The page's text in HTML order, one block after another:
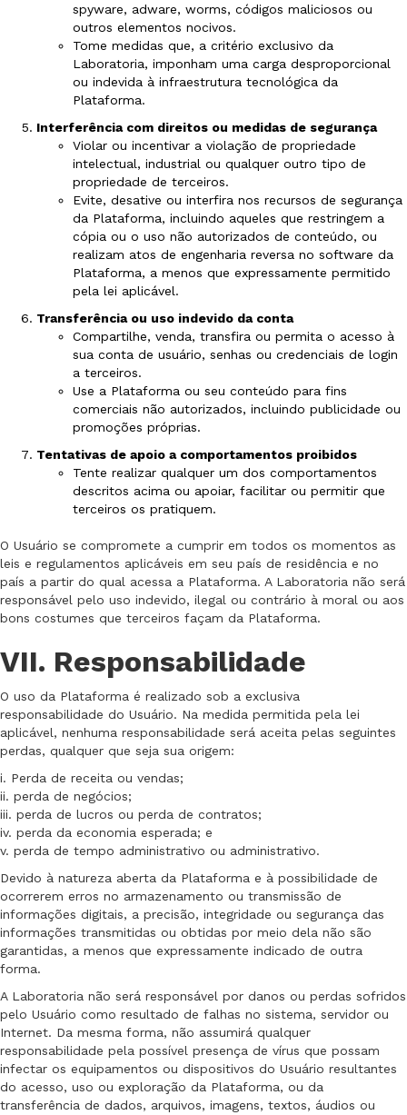
spyware, adware, worms, códigos maliciosos ou
outros elementos nocivos.
Tome medidas que, a critério exclusivo da
Laboratoria, imponham uma carga desproporcional
ou indevida à infraestrutura tecnológica da
Plataforma.
Interferência com direitos ou medidas de segurança
Violar ou incentivar a violação de propriedade
intelectual, industrial ou qualquer outro tipo de
propriedade de terceiros.
Evite, desative ou interfira nos recursos de segurança
da Plataforma, incluindo aqueles que restringem a
cópia ou o uso não autorizados de conteúdo, ou
realizam atos de engenharia reversa no software da
Plataforma, a menos que expressamente permitido
pela lei aplicável.
Transferência ou uso indevido da conta
Compartilhe, venda, transfira ou permita o acesso à
sua conta de usuário, senhas ou credenciais de login
a terceiros.
Use a Plataforma ou seu conteúdo para fins
comerciais não autorizados, incluindo publicidade ou
promoções próprias.
Tentativas de apoio a comportamentos proibidos
Tente realizar qualquer um dos comportamentos
descritos acima ou apoiar, facilitar ou permitir que
terceiros os pratiquem.
O Usuário se compromete a cumprir em todos os momentos as
leis e regulamentos aplicáveis em seu país de residência e no
país a partir do qual acessa a Plataforma. A Laboratoria não será
responsável pelo uso indevido, ilegal ou contrário à moral ou aos
bons costumes que terceiros façam da Plataforma.
VII. Responsabilidade
O uso da Plataforma é realizado sob a exclusiva
responsabilidade do Usuário. Na medida permitida pela lei
aplicável, nenhuma responsabilidade será aceita pelas seguintes
perdas, qualquer que seja sua origem:
i. Perda de receita ou vendas;
ii. perda de negócios;
iii. perda de lucros ou perda de contratos;
iv. perda da economia esperada; e
v. perda de tempo administrativo ou administrativo.
Devido à natureza aberta da Plataforma e à possibilidade de
ocorrerem erros no armazenamento ou transmissão de
informações digitais, a precisão, integridade ou segurança das
informações transmitidas ou obtidas por meio dela não são
garantidas, a menos que expressamente indicado de outra
forma.
A Laboratoria não será responsável por danos ou perdas sofridos
pelo Usuário como resultado de falhas no sistema, servidor ou
Internet. Da mesma forma, não assumirá qualquer
responsabilidade pela possível presença de vírus que possam
infectar os equipamentos ou dispositivos do Usuário resultantes
do acesso, uso ou exploração da Plataforma, ou da
transferência de dados, arquivos, imagens, textos, áudios ou